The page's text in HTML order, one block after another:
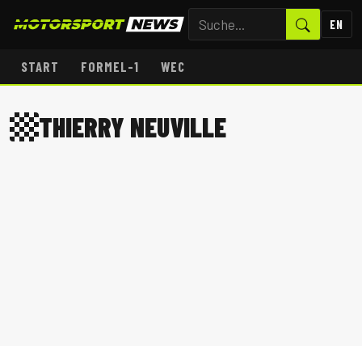
EN
START FORMEL-1 WEC
THIERRY NEUVILLE